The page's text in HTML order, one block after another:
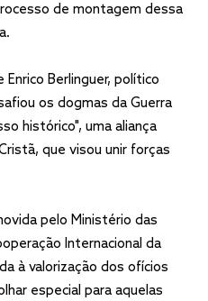
de montagem dessa
Berlinguer, político
os dogmas da Guerra
histórico", uma aliança
que visou unir forças
pelo Ministério das
Internacional da
à valorização dos ofícios
especial para aquelas